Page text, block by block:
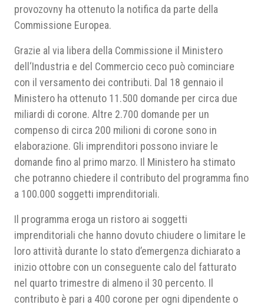
Area riservata
provozovny ha ottenuto la notifica da parte della
Commissione Europea.
Grazie al via libera della Commissione il Ministero
dell‘Industria e del Commercio ceco può cominciare
con il versamento dei contributi. Dal 18 gennaio il
Ministero ha ottenuto 11.500 domande per circa due
miliardi di corone. Altre 2.700 domande per un
compenso di circa 200 milioni di corone sono in
elaborazione. Gli imprenditori possono inviare le
domande fino al primo marzo. Il Ministero ha stimato
che potranno chiedere il contributo del programma fino
a 100.000 soggetti imprenditoriali.
Il programma eroga un ristoro ai soggetti
imprenditoriali che hanno dovuto chiudere o limitare le
loro attività durante lo stato d’emergenza dichiarato a
inizio ottobre con un conseguente calo del fatturato
nel quarto trimestre di almeno il 30 percento. Il
contributo è pari a 400 corone per ogni dipendente o